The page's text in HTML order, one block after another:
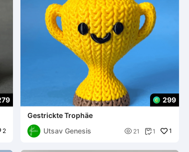
2
299
Gestrickte Trophäe
Utsav Genesis
 21 1 1